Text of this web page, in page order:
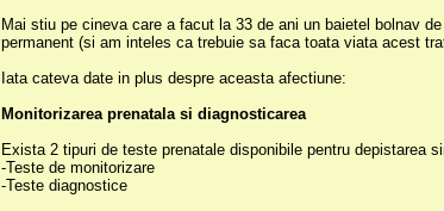
Mai stiu pe cineva care a facut la 33 de ani un baietel bolnav
permanent (si am inteles ca trebuie sa faca toata viata acest
Iata cateva date in plus despre aceasta afectiune:
Monitorizarea prenatala si diagnosticarea
Exista 2 tipuri de teste prenatale disponibile pentru depistarea
-Teste de monitorizare
-Teste diagnostice